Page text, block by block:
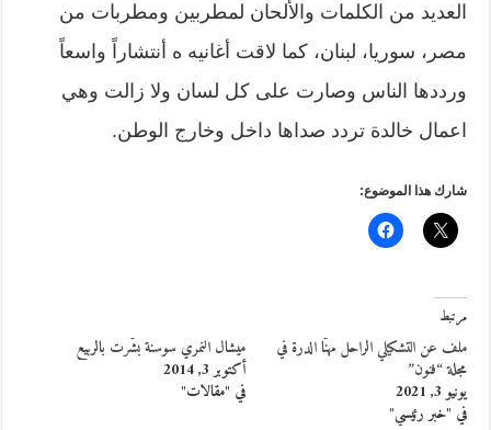
العديد من الكلمات والألحان لمطربين ومطربات من
مصر، سوريا، لبنان، كما لاقت أغانيه ه أنتشاراً واسعاً
ورددها الناس وصارت على كل لسان ولا زالت وهي
اعمال خالدة تردد صداها داخل وخارج الوطن.
شارك هذا الموضوع:
مرتبط
ملف عن التشكيلي الراحل مهنّا الدرة في
مجلة “فنون”
يونيو 3, 2021
في "خبر رئيسي"
ميشال النمري سوسنة بشّرت بالربيع
أكتوبر 3, 2014
في "مقالات"